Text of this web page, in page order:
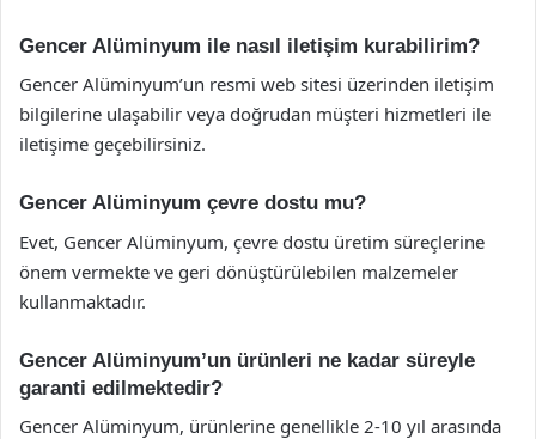
Gencer Alüminyum ile nasıl iletişim kurabilirim?
Gencer Alüminyum’un resmi web sitesi üzerinden iletişim
bilgilerine ulaşabilir veya doğrudan müşteri hizmetleri ile
iletişime geçebilirsiniz.
Gencer Alüminyum çevre dostu mu?
Evet, Gencer Alüminyum, çevre dostu üretim süreçlerine
önem vermekte ve geri dönüştürülebilen malzemeler
kullanmaktadır.
Gencer Alüminyum’un ürünleri ne kadar süreyle
garanti edilmektedir?
Gencer Alüminyum, ürünlerine genellikle 2-10 yıl arasında